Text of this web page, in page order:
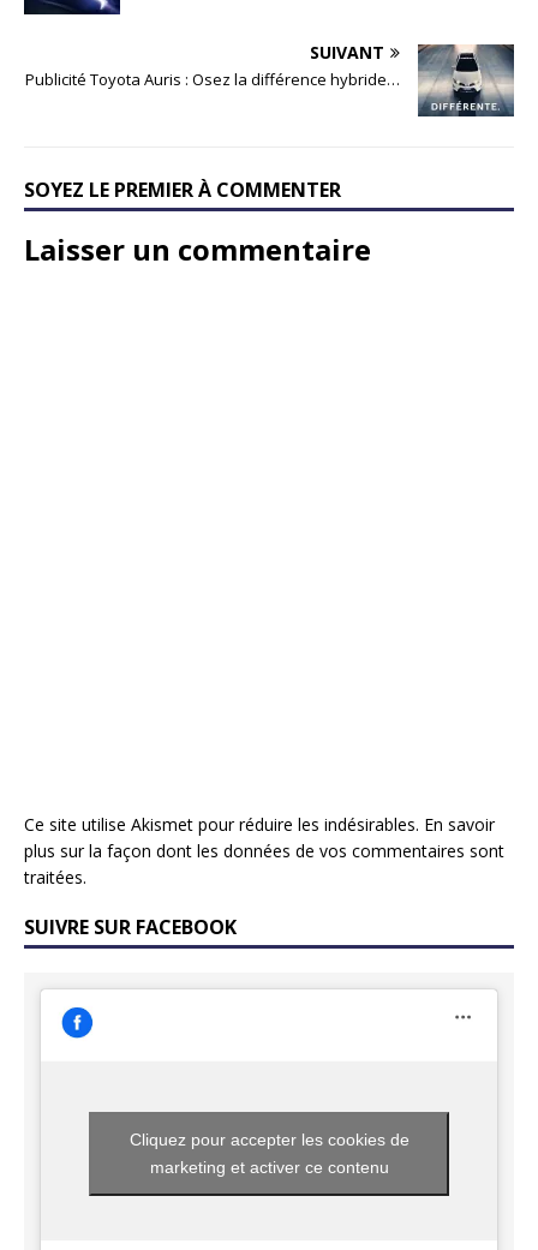
SUIVANT
Publicité Toyota Auris : Osez la différence hybride…
SOYEZ LE PREMIER À COMMENTER
Laisser un commentaire
Ce site utilise Akismet pour réduire les indésirables. En savoir
plus sur la façon dont les données de vos commentaires sont
traitées.
SUIVRE SUR FACEBOOK
Cliquez pour accepter les cookies de
marketing et activer ce contenu